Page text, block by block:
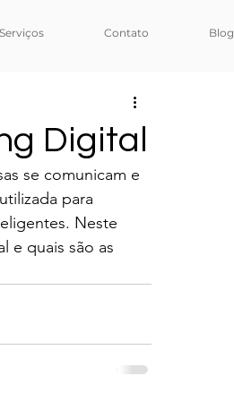
Serviços Contato Blog
Digital
se comunicam e
para
Neste
e quais são as